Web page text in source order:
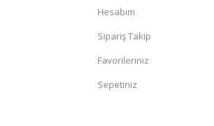
Hesabım
Sipariş Takip
Favorileriniz
Sepetiniz